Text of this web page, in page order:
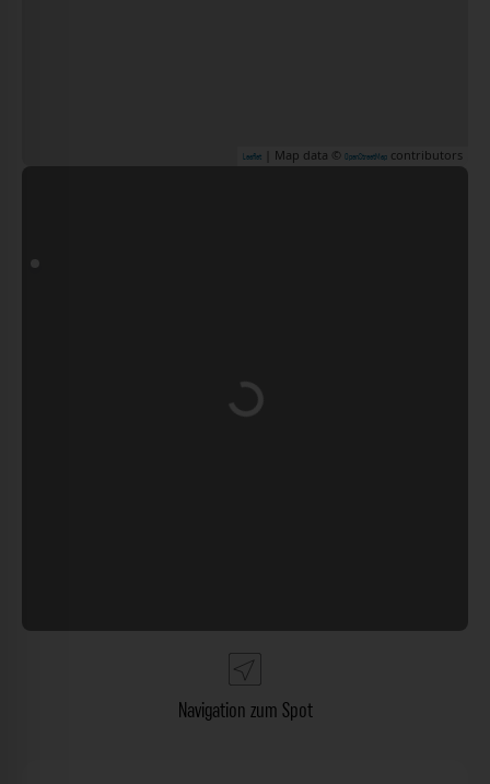
Leaflet | Map data © OpenStreetMap contributors
Wird geladen …
Navigation zum Spot